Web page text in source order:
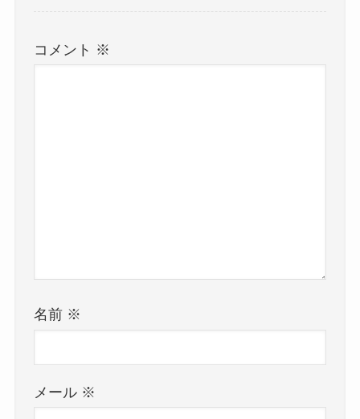
コメント ※
名前 ※
メール ※